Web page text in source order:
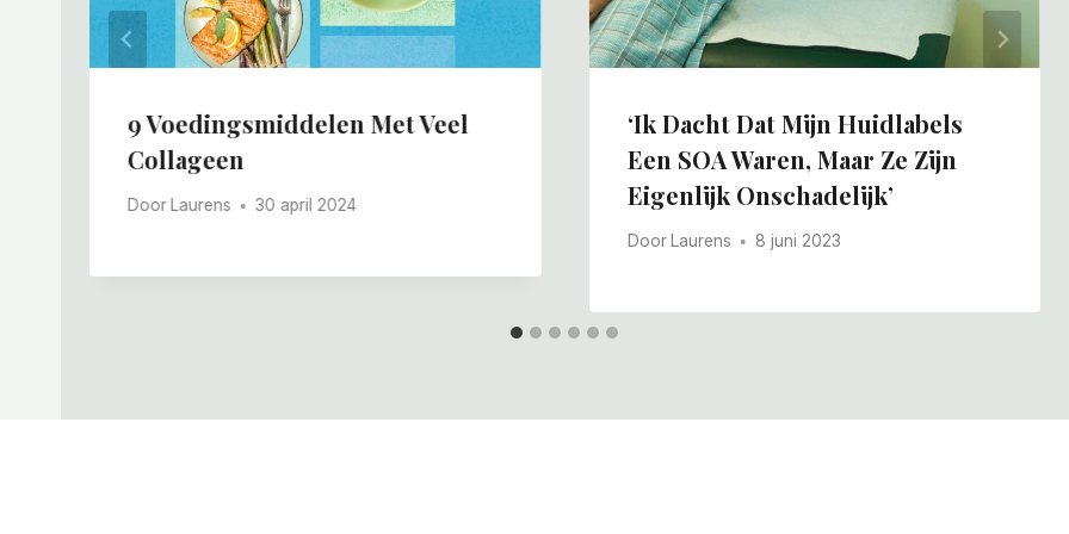
9 Voedingsmiddelen Met Veel
Collageen
Door Laurens 30 april 2024
‘Ik Dacht Dat Mijn Huidlabels
Een SOA Waren, Maar Ze Zijn
Eigenlijk Onschadelijk’
Door Laurens 8 juni 2023